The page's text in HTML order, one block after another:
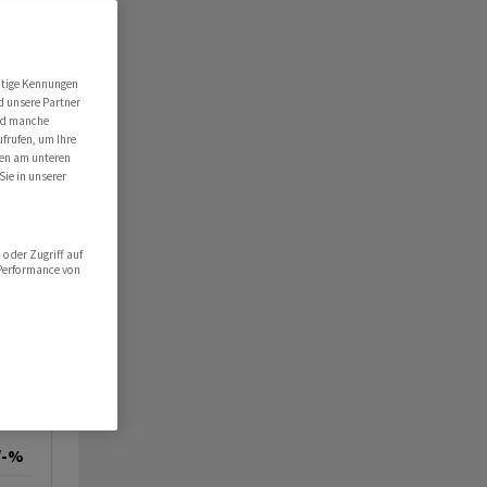
%
Kennungen
unsere Partner
manche
um Ihre
am unteren
in unserer
oder Zugriff auf
von